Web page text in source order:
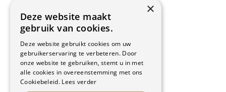
CONTACT INFO
Kapellekensbaan 12
9320 Erembodegem
×
Deze website maakt
gebruik van cookies.
Deze website gebruikt cookies om uw
gebruikerservaring te verbeteren. Door
onze website te gebruiken, stemt u in met
alle cookies in overeenstemming met ons
Cookiebeleid. Lees verder